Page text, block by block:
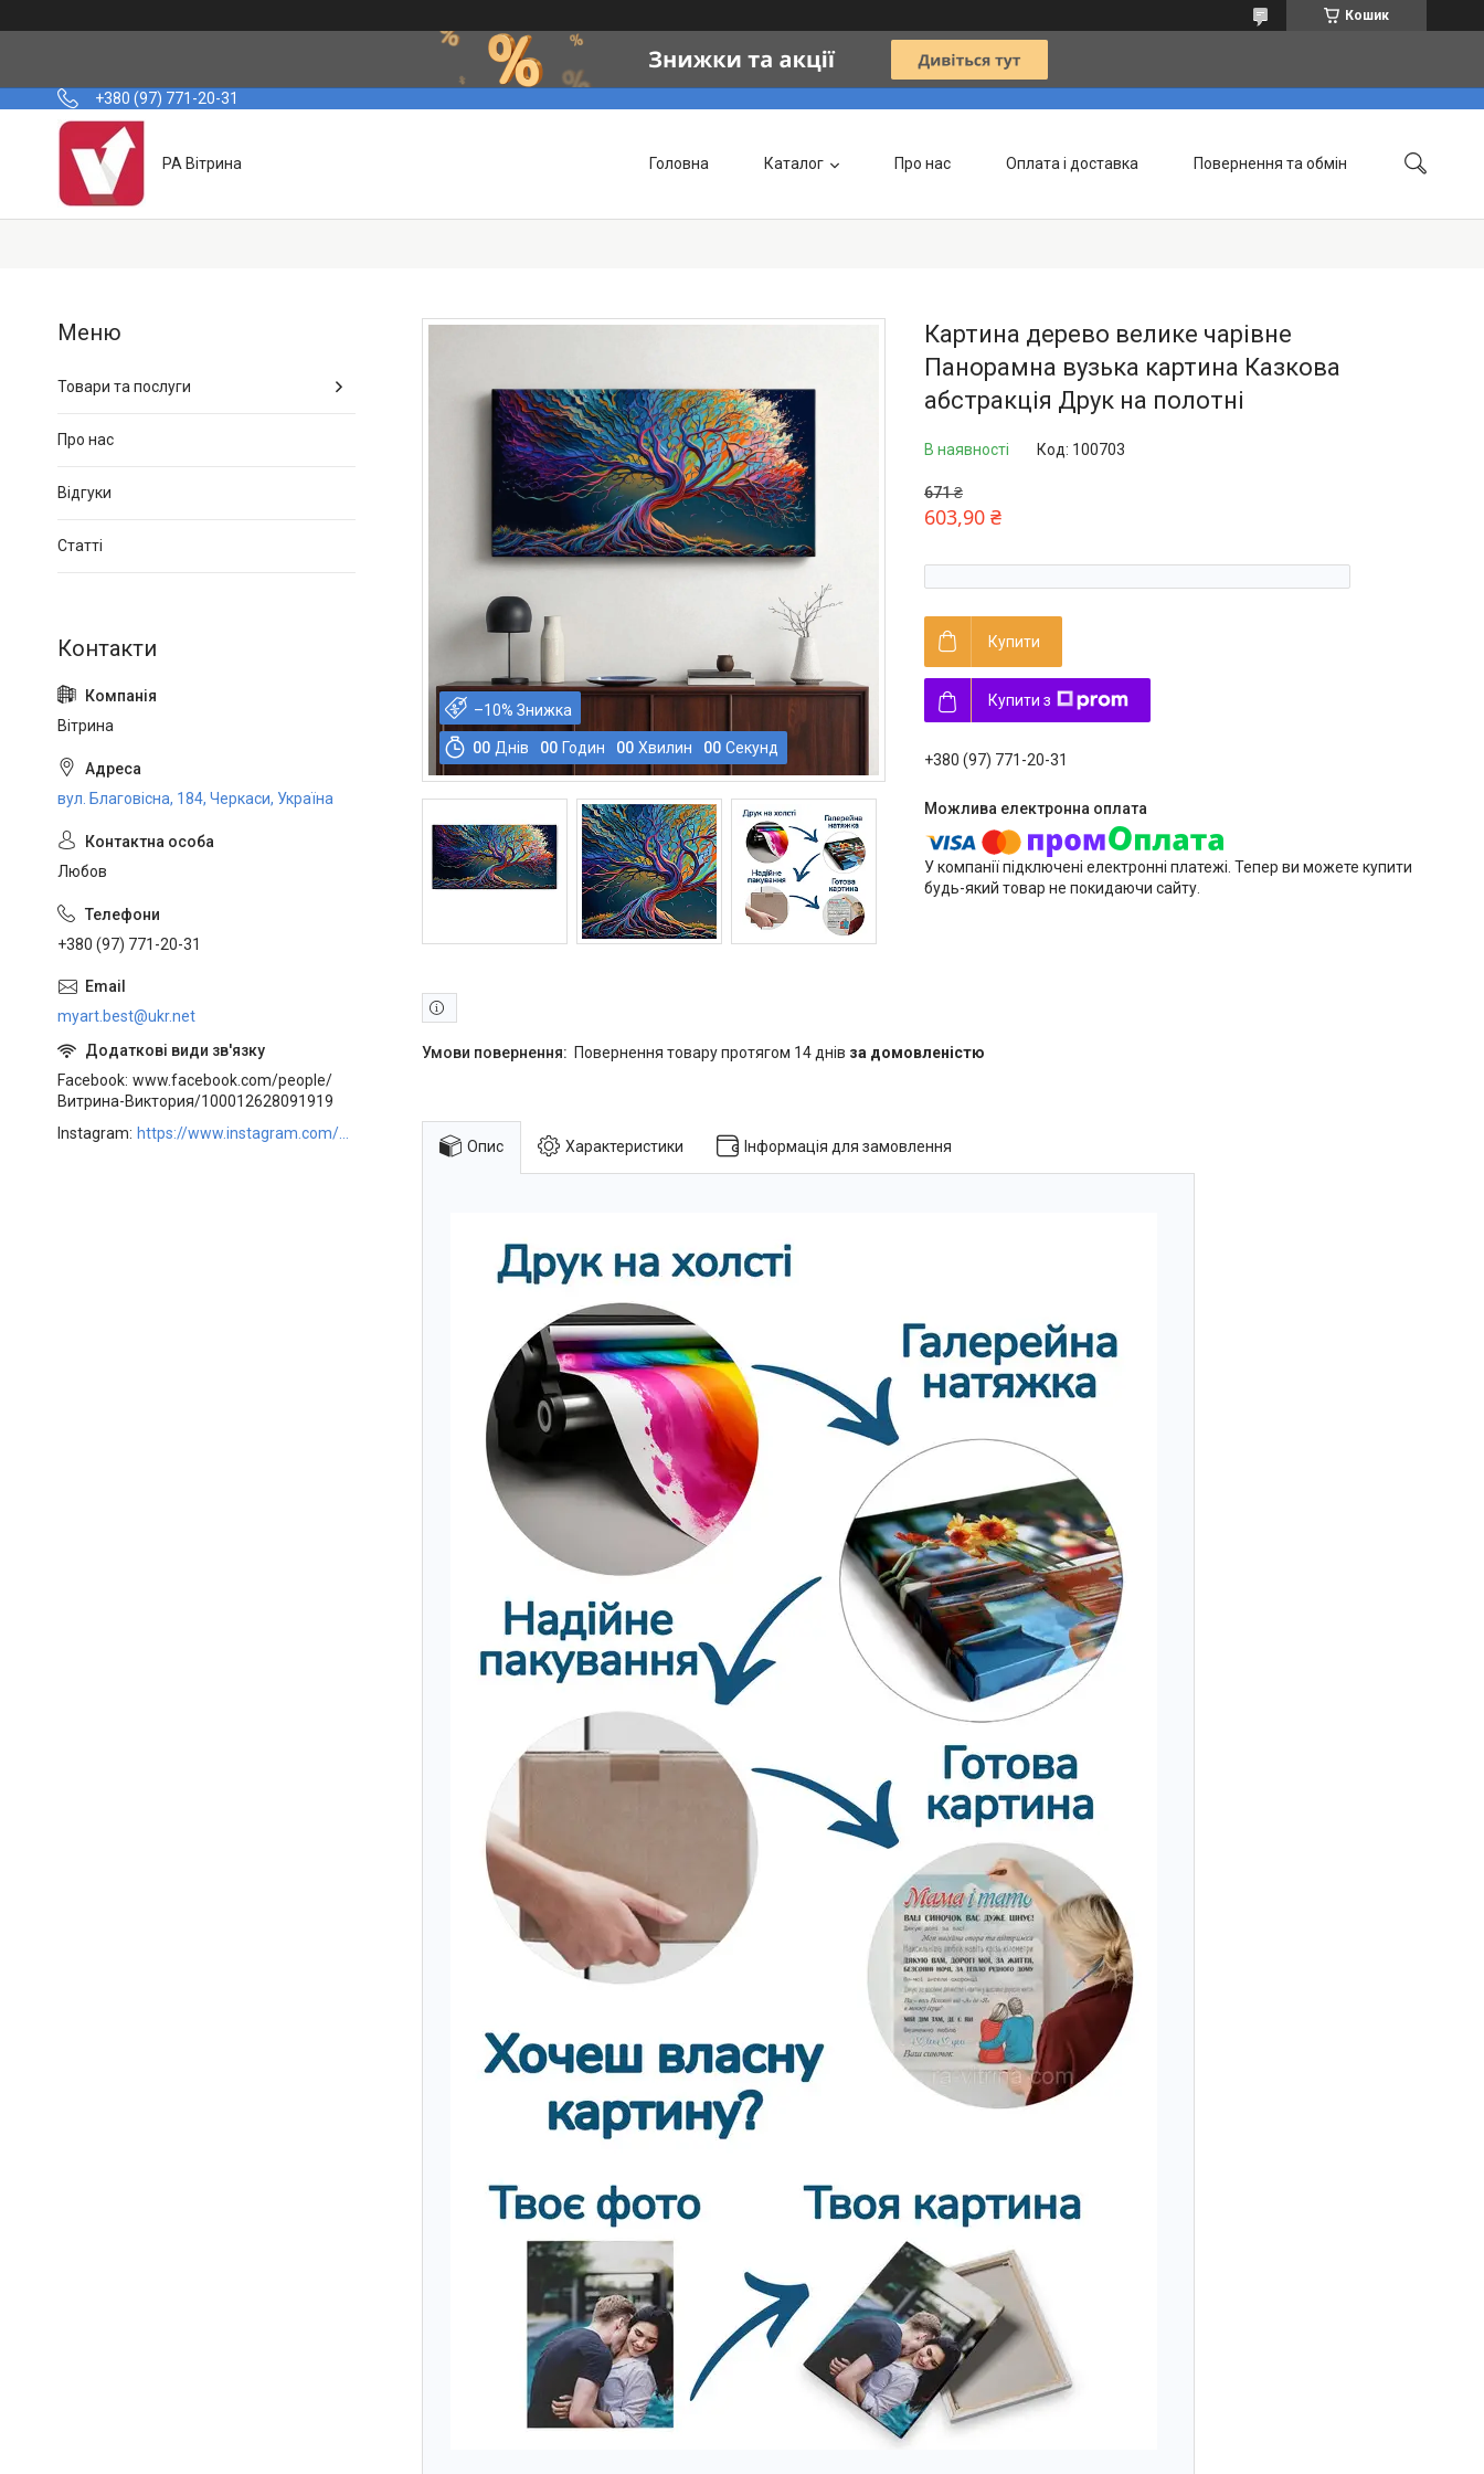
Кошик
+380 (97) 771-20-31
РА Вітрина Головна Каталог Про нас Оплата і доставка Повернення та обмін
–10%
00 Днів 00 Годин 00 Хвилин 00 Секунд
Картина дерево велике чарівне
Панорамна вузька картина Казкова
абстракція Друк на полотні
В наявності Код: 100703
671 ₴
603,90 ₴
Купити
Купити з
+380 (97) 771-20-31
У компанії підключені електронні платежі. Тепер ви можете купити
будь-який товар не покидаючи сайту.
повернення товару протягом 14 днів за домовленістю
Опис Характеристики Інформація для замовлення
Товари та послуги
Про нас
Відгуки
Статті
Вітрина
вул. Благовісна, 184, Черкаси, Україна
Любов
+380 (97) 771-20-31
myart.best@ukr.net
Facebook www.facebook.com/people/
Витрина-Виктория/100012628091919
Instagram